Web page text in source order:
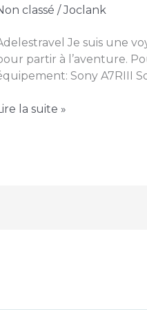
classé /Joclank
Je suis une
partir à l’aventure.
Sony A7RIII
la suite »